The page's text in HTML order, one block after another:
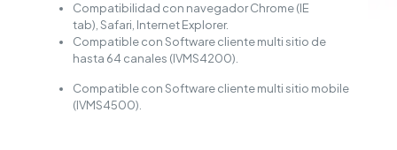
Compatibilidad con navegador Chrome (IE
tab), Safari, Internet Explorer.
Compatible con Software cliente multi sitio de
hasta 64 canales (IVMS4200).
Compatible con Software cliente multi sitio mobile
(IVMS4500).